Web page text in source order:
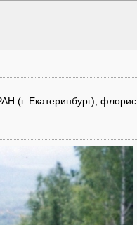
(г. Екатеринбург),